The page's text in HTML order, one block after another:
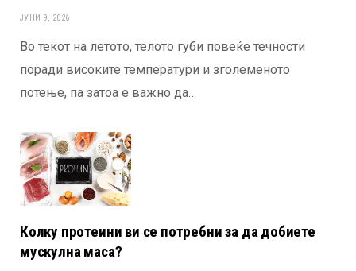
ЈУНИ 9, 2026
Во текот на летото, телото губи повеќе течности
поради високите температури и зголеменото
потење, па затоа е важно да…
Колку протеини ви се потребни за да добиете
мускулна маса?